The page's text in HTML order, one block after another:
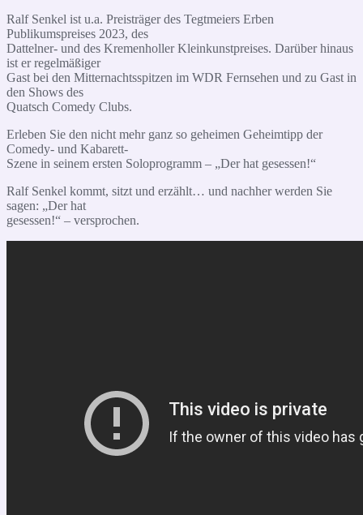
Ralf Senkel ist u.a. Preisträger des Tegtmeiers Erben
Publikumspreises 2023, des
Dattelner- und des Kremenholler Kleinkunstpreises. Darüber hinaus
ist er regelmäßiger
Gast bei den Mitternachtsspitzen im WDR Fernsehen und zu Gast in
den Shows des
Quatsch Comedy Clubs.
Erleben Sie den nicht mehr ganz so geheimen Geheimtipp der
Comedy- und Kabarett-
Szene in seinem ersten Soloprogramm – „Der hat gesessen!“
Ralf Senkel kommt, sitzt und erzählt… und nachher werden Sie
sagen: „Der hat
gesessen!“ – versprochen.